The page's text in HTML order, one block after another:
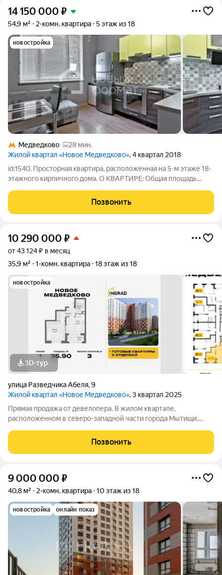
14 150 000 ₽
54,9 м² 2-комн. квартира 5 этаж из 18
новостройка
Медведково
28 мин.
Жилой квартал «Новое Медведково», 4 квартал 2018
id:1540. Просторная квартира, расположенная на 5-м этаже 18-
этажного кирпичного дома. О КВАРТИРЕ: Общая площадь
занимает действительно вместительная кухня, где будет
приятно готовить и
Позвонить
10 290 000 ₽
от 43 124 ₽ в месяц
35,9 м²
1-комн. квартира 18 этаж из 18
новостройка
3D-тур
улица Разведчика Абеля,9
Жилой квартал «Новое Медведково», 3 квартал 2025
Прямая продажа от девелопера. В жилом квартале,
расположенном в северо-западной части города Мытищи,
отделки. Квартира расположена на 18 этаже 18-этажного дома,
корпус 43, в жилом квартале
Позвонить
9 000 000 ₽
40,8 м² 2-комн. квартира 10 этаж из 18
новостройка онлайн показ